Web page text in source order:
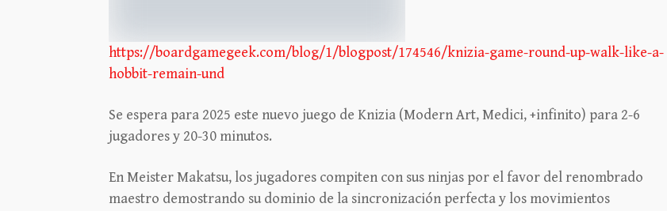
https://boardgamegeek.com/blog/1/blogpost/174546/knizia-game-round-up-walk-like-a-
hobbit-remain-und
Se espera para 2025 este nuevo juego de Knizia (Modern Art, Medici, +infinito) para 2-6
jugadores y 20-30 minutos.
En Meister Makatsu, los jugadores compiten con sus ninjas por el favor del renombrado
maestro demostrando su dominio de la sincronización perfecta y los movimientos